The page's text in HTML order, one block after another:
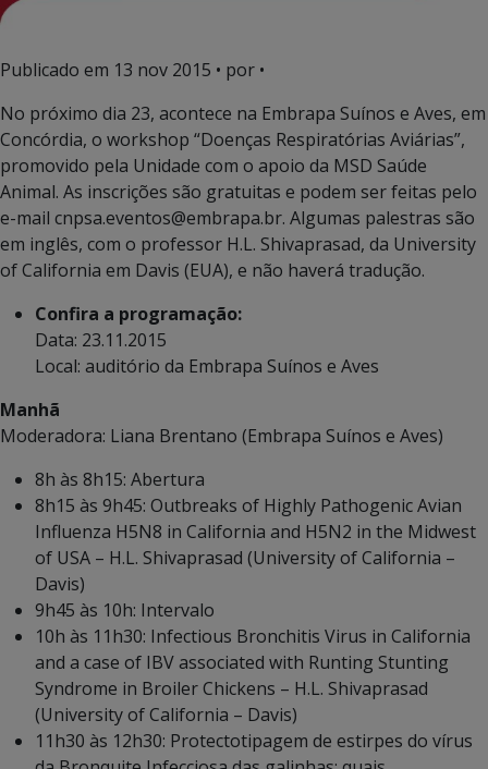
Publicado em 13 nov 2015 • por •
No próximo dia 23, acontece na Embrapa Suínos e Aves, em
Concórdia, o workshop “Doenças Respiratórias Aviárias”,
promovido pela Unidade com o apoio da MSD Saúde
Animal. As inscrições são gratuitas e podem ser feitas pelo
e-mail cnpsa.eventos@embrapa.br. Algumas palestras são
em inglês, com o professor H.L. Shivaprasad, da University
of California em Davis (EUA), e não haverá tradução.
Confira a programação:
Data: 23.11.2015
Local: auditório da Embrapa Suínos e Aves
Manhã
Moderadora: Liana Brentano (Embrapa Suínos e Aves)
8h às 8h15: Abertura
8h15 às 9h45: Outbreaks of Highly Pathogenic Avian
Influenza H5N8 in California and H5N2 in the Midwest
of USA – H.L. Shivaprasad (University of California –
Davis)
9h45 às 10h: Intervalo
10h às 11h30: Infectious Bronchitis Virus in California
and a case of IBV associated with Runting Stunting
Syndrome in Broiler Chickens – H.L. Shivaprasad
(University of California – Davis)
11h30 às 12h30: Protectotipagem de estirpes do vírus